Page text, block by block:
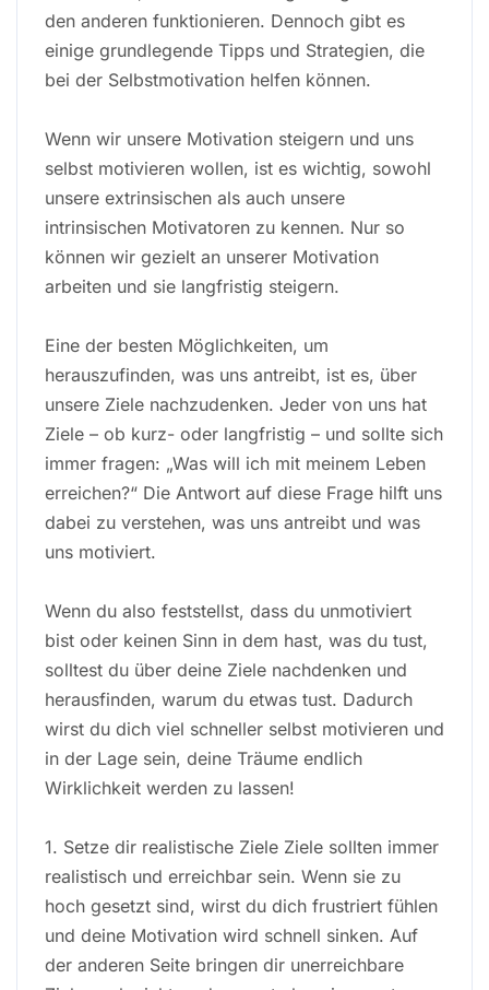
den anderen funktionieren. Dennoch gibt es
einige grundlegende Tipps und Strategien, die
bei der Selbstmotivation helfen können.
Wenn wir unsere Motivation steigern und uns
selbst motivieren wollen, ist es wichtig, sowohl
unsere extrinsischen als auch unsere
intrinsischen Motivatoren zu kennen. Nur so
können wir gezielt an unserer Motivation
arbeiten und sie langfristig steigern.
Eine der besten Möglichkeiten, um
herauszufinden, was uns antreibt, ist es, über
unsere Ziele nachzudenken. Jeder von uns hat
Ziele – ob kurz- oder langfristig – und sollte sich
immer fragen: „Was will ich mit meinem Leben
erreichen?“ Die Antwort auf diese Frage hilft uns
dabei zu verstehen, was uns antreibt und was
uns motiviert.
Wenn du also feststellst, dass du unmotiviert
bist oder keinen Sinn in dem hast, was du tust,
solltest du über deine Ziele nachdenken und
herausfinden, warum du etwas tust. Dadurch
wirst du dich viel schneller selbst motivieren und
in der Lage sein, deine Träume endlich
Wirklichkeit werden zu lassen!
1. Setze dir realistische Ziele Ziele sollten immer
realistisch und erreichbar sein. Wenn sie zu
hoch gesetzt sind, wirst du dich frustriert fühlen
und deine Motivation wird schnell sinken. Auf
der anderen Seite bringen dir unerreichbare